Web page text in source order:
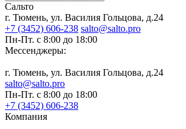
Сальто
г. Тюмень, ул. Василия Гольцова, д.24
+7 (3452) 606-238 salto@salto.pro
Пн-Пт. с 8:00 до 18:00
Мессенджеры:
г. Тюмень, ул. Василия Гольцова, д.24
salto@salto.pro
Пн-Пт. с 8:00 до 18:00
+7 (3452) 606-238
Компания